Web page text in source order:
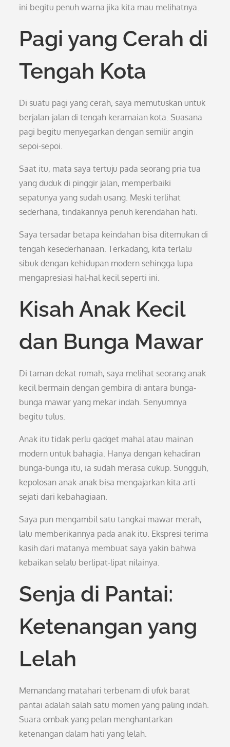
ini begitu penuh warna jika kita mau melihatnya.
Pagi yang Cerah di
Tengah Kota
Di suatu pagi yang cerah, saya memutuskan untuk
berjalan-jalan di tengah keramaian kota. Suasana
pagi begitu menyegarkan dengan semilir angin
sepoi-sepoi.
Saat itu, mata saya tertuju pada seorang pria tua
yang duduk di pinggir jalan, memperbaiki
sepatunya yang sudah usang. Meski terlihat
sederhana, tindakannya penuh kerendahan hati.
Saya tersadar betapa keindahan bisa ditemukan di
tengah kesederhanaan. Terkadang, kita terlalu
sibuk dengan kehidupan modern sehingga lupa
mengapresiasi hal-hal kecil seperti ini.
Kisah Anak Kecil
dan Bunga Mawar
Di taman dekat rumah, saya melihat seorang anak
kecil bermain dengan gembira di antara bunga-
bunga mawar yang mekar indah. Senyumnya
begitu tulus.
Anak itu tidak perlu gadget mahal atau mainan
modern untuk bahagia. Hanya dengan kehadiran
bunga-bunga itu, ia sudah merasa cukup. Sungguh,
kepolosan anak-anak bisa mengajarkan kita arti
sejati dari kebahagiaan.
Saya pun mengambil satu tangkai mawar merah,
lalu memberikannya pada anak itu. Ekspresi terima
kasih dari matanya membuat saya yakin bahwa
kebaikan selalu berlipat-lipat nilainya.
Senja di Pantai:
Ketenangan yang
Lelah
Memandang matahari terbenam di ufuk barat
pantai adalah salah satu momen yang paling indah.
Suara ombak yang pelan menghantarkan
ketenangan dalam hati yang lelah.